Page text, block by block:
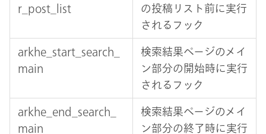
r_post_list
の投稿リスト前に実行
されるフック
arkhe_start_search_
main
検索結果ページのメイ
ン部分の開始時に実行
されるフック
arkhe_end_search_
main
検索結果ページのメイ
ン部分の終了時に実行